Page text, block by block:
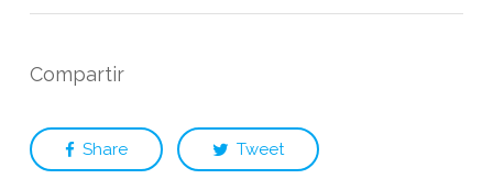
Compartir
Share Tweet